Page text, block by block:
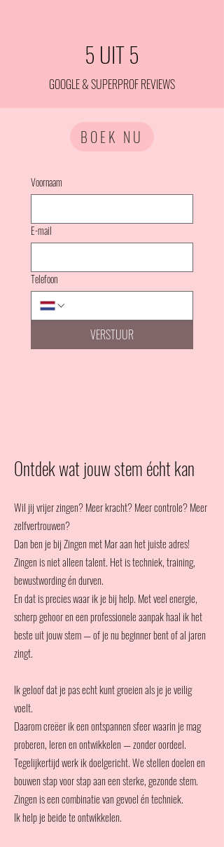
5 UIT 5
GOOGLE & SUPERPROF REVIEWS
BOEK NU
Voornaam
E-mail
Telefoon
VERSTUUR
Ontdek wat jouw stem écht kan
Wil jij vrijer zingen? Meer kracht? Meer controle? Meer
zelfvertrouwen?
Dan ben je bij Zingen met Mar aan het juiste adres!
Zingen is niet alleen talent. Het is techniek, training,
bewustwording én durven.
En dat is precies waar ik je bij help. Met veel energie,
scherp gehoor en een professionele aanpak haal ik het
beste uit jouw stem — of je nu beginner bent of al jaren
zingt.
Ik geloof dat je pas echt kunt groeien als je je veilig
voelt.
Daarom creëer ik een ontspannen sfeer waarin je mag
proberen, leren en ontwikkelen — zonder oordeel.
Tegelijkertijd werk ik doelgericht. We stellen doelen en
bouwen stap voor stap aan een sterke, gezonde stem.
Zingen is een combinatie van gevoel én techniek.
Ik help je beide te ontwikkelen.